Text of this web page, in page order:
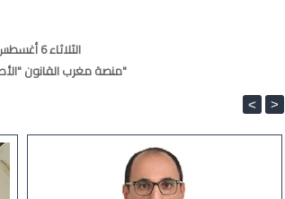
الثلاثاء 6 أغسطس 2024
MarocDroit منصة مغرب القانون "الأصلية"
< >